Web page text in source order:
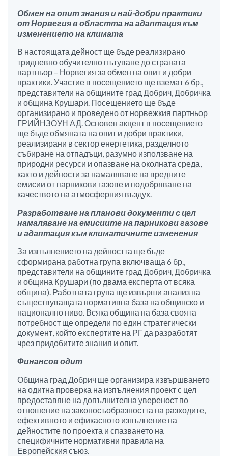
Обмен на опит знания и най-добри практики
от Норвегия в областта на адаптация към
изменението на климата
В настоящата дейност ще бъде реализирано
тридневно обучително пътуване до страната
партньор – Норвегия за обмен на опит и добри
практики. Участие в посещението ще вземат 6 бр.,
представители на общините град Добрич, Добричка
и община Крушари. Посещението ще бъде
организирано и проведено от норвежкия партньор
ГРИЙНЗОУН АД. Основен акцент в посещението
ще бъде обмяната на опит и добри практики,
реализирани в сектор енергетика, разделното
събиране на отпадъци, разумно използване на
природни ресурси и опазване на околната среда,
както и дейности за намаляване на вредните
емисии от парникови газове и подобряване на
качеството на атмосферния въздух.
Разработване на планови документи с цел
намаляване на емисиите на парникови газове
и адаптация към климатичните изменения
За изпълнението на дейността ще бъде
сформирана работна група включваща 6 бр.,
представители на общините град Добрич, Добричка
и община Крушари (по двама експерта от всяка
община). Работната група ще извърши анализ на
съществуващата нормативна база на общинско и
национално ниво. Всяка община на база своята
потребност ще определи по един стратегически
документ, който експертите на РГ да разработят
чрез придобитите знания и опит.
Финансов одит
Община град Добрич ще организира извършването
на одитна проверка на изпълнения проект с цел
предоставяне на допълнителна увереност по
отношение на законосъобразността на разходите,
ефективното и ефикасното изпълнение на
дейностите по проекта и спазването на
специфичните нормативни правила на
Европейския съюз.